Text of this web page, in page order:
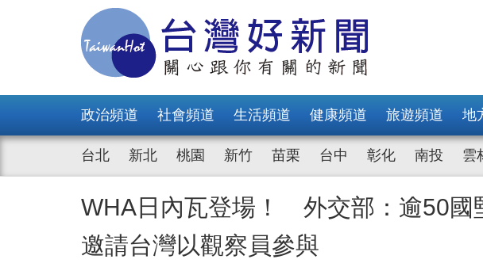
政治頻道 社會頻道 生活頻道 健康頻道 旅遊頻道 地
台北 新北 桃園 新竹 苗栗 台中 彰化 南投 雲
WHA日內瓦登場！ 外交部：逾50國
邀請台灣以觀察員參與